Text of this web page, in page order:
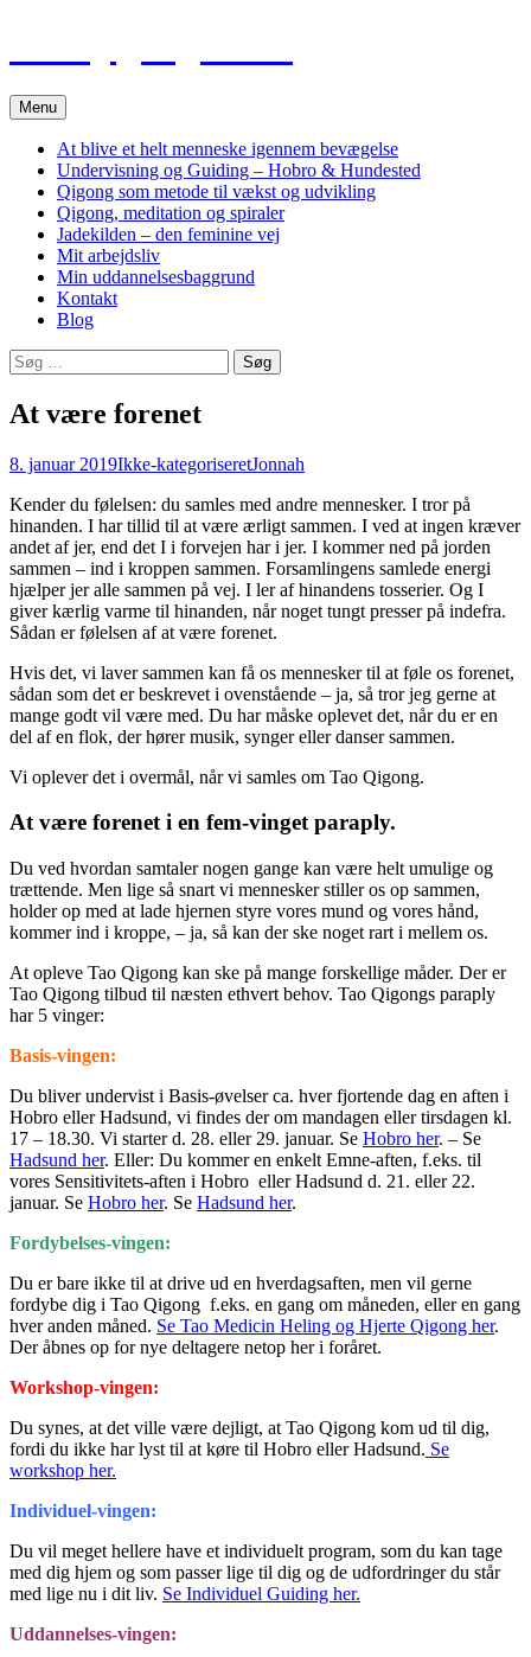
Menu
At blive et helt menneske igennem bevægelse
Undervisning og Guiding – Hobro & Hundested
Qigong som metode til vækst og udvikling
Qigong, meditation og spiraler
Jadekilden – den feminine vej
Mit arbejdsliv
Min uddannelsesbaggrund
Kontakt
Blog
Søg
efter:
At være forenet
8. januar 2019Ikke-kategoriseretJonnah
Kender du følelsen: du samles med andre mennesker. I tror på
hinanden. I har tillid til at være ærligt sammen. I ved at ingen kræver
andet af jer, end det I i forvejen har i jer. I kommer ned på jorden
sammen – ind i kroppen sammen. Forsamlingens samlede energi
hjælper jer alle sammen på vej. I ler af hinandens tosserier. Og I
giver kærlig varme til hinanden, når noget tungt presser på indefra.
Sådan er følelsen af at være forenet.
Hvis det, vi laver sammen kan få os mennesker til at føle os forenet,
sådan som det er beskrevet i ovenstående – ja, så tror jeg gerne at
mange godt vil være med. Du har måske oplevet det, når du er en
del af en flok, der hører musik, synger eller danser sammen.
Vi oplever det i overmål, når vi samles om Tao Qigong.
At være forenet i en fem-vinget paraply.
Du ved hvordan samtaler nogen gange kan være helt umulige og
trættende. Men lige så snart vi mennesker stiller os op sammen,
holder op med at lade hjernen styre vores mund og vores hånd,
kommer ind i kroppe, – ja, så kan der ske noget rart i mellem os.
At opleve Tao Qigong kan ske på mange forskellige måder. Der er
Tao Qigong tilbud til næsten ethvert behov. Tao Qigongs paraply
har 5 vinger:
Basis-vingen:
Du bliver undervist i Basis-øvelser ca. hver fjortende dag en aften i
Hobro eller Hadsund, vi findes der om mandagen eller tirsdagen kl.
17 – 18.30. Vi starter d. 28. eller 29. januar. Se Hobro her. – Se
Hadsund her. Eller: Du kommer en enkelt Emne-aften, f.eks. til
vores Sensitivitets-aften i Hobro eller Hadsund d. 21. eller 22.
januar. Se Hobro her. Se Hadsund her.
Fordybelses-vingen:
Du er bare ikke til at drive ud en hverdagsaften, men vil gerne
fordybe dig i Tao Qigong f.eks. en gang om måneden, eller en gang
hver anden måned. Se Tao Medicin Heling og Hjerte Qigong her.
Der åbnes op for nye deltagere netop her i foråret.
Workshop-vingen:
Du synes, at det ville være dejligt, at Tao Qigong kom ud til dig,
fordi du ikke har lyst til at køre til Hobro eller Hadsund. Se
workshop her.
Individuel-vingen:
Du vil meget hellere have et individuelt program, som du kan tage
med dig hjem og som passer lige til dig og de udfordringer du står
med lige nu i dit liv. Se Individuel Guiding her.
Uddannelses-vingen: